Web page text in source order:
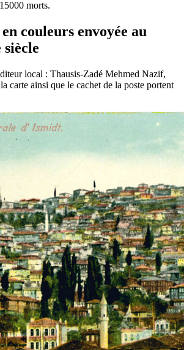
morts.
couleurs envoyée au
local : Thausis-Zadé Mehmed Nazif,
carte ainsi que le cachet de la poste portent